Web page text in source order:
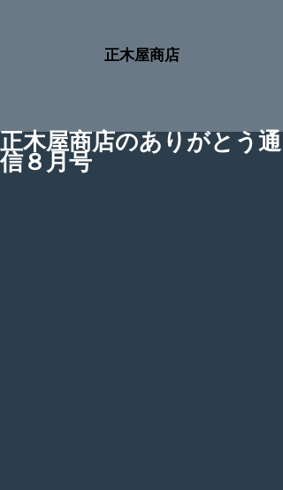
​正木屋商店
正木屋商店のありがとう通
信８月号